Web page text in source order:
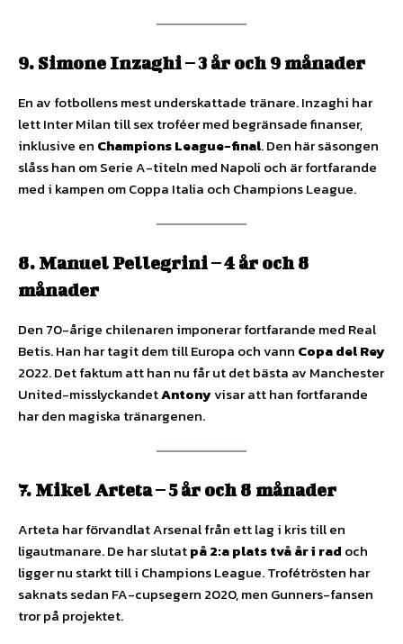
9. Simone Inzaghi – 3 år och 9 månader
En av fotbollens mest underskattade tränare. Inzaghi har
lett Inter Milan till sex troféer med begränsade finanser,
inklusive en Champions League-final. Den här säsongen
slåss han om Serie A-titeln med Napoli och är fortfarande
med i kampen om Coppa Italia och Champions League.
8. Manuel Pellegrini – 4 år och 8
månader
Den 70-årige chilenaren imponerar fortfarande med Real
Betis. Han har tagit dem till Europa och vann Copa del Rey
2022. Det faktum att han nu får ut det bästa av Manchester
United-misslyckandetAntonyvisar att han fortfarande
har den magiska tränargenen.
7. Mikel Arteta – 5 år och 8 månader
Arteta har förvandlat Arsenal från ett lag i kris till en
ligautmanare. De har slutatpå 2:a plats två år i rad och
ligger nu starkt till i Champions League. Trofétrösten har
saknats sedan FA-cupsegern 2020, men Gunners-fansen
tror på projektet.